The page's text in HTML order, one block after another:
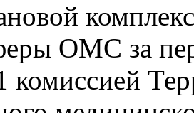
ОМС за
комиссией